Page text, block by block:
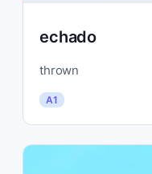
echado
thrown
A1